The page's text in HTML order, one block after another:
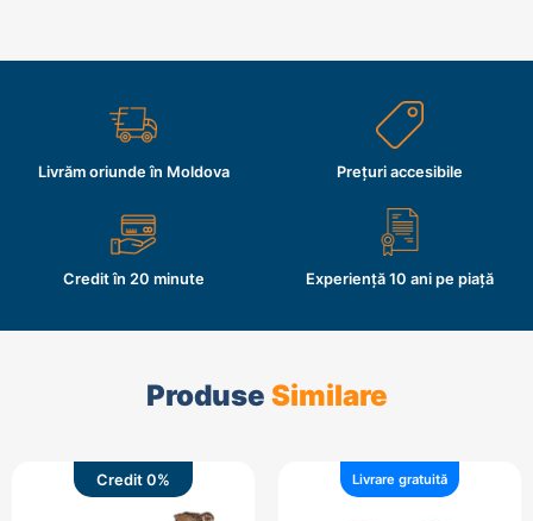
Livrăm oriunde în Moldova Prețuri accesibile
Credit în 20 minute Experiență 10 ani pe piață
Produse Similare
Credit 0% Livrare gratuită